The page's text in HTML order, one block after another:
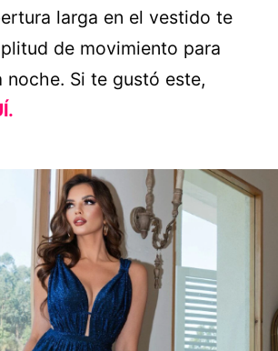
larga en el vestido te
de movimiento para
noche. Si te gustó este,